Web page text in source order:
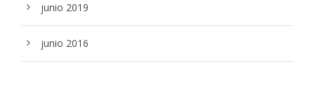
junio 2019
junio 2016